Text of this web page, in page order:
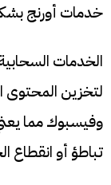
خدمات أورنج
الخدمات
لتخزين
وفيسبوك مما
تباطؤ أو انقطاع